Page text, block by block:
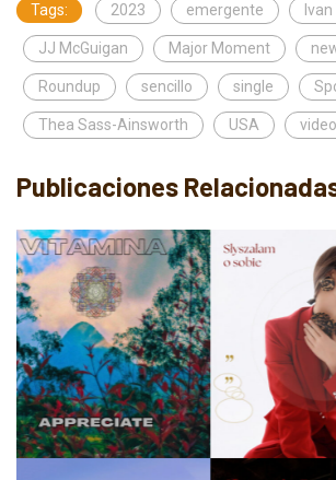
Tags: 2023 emergente
JJ McGuigan Major Moment
Roundup sencillo single
Thea Sass-Ainsworth USA video
Publicaciones